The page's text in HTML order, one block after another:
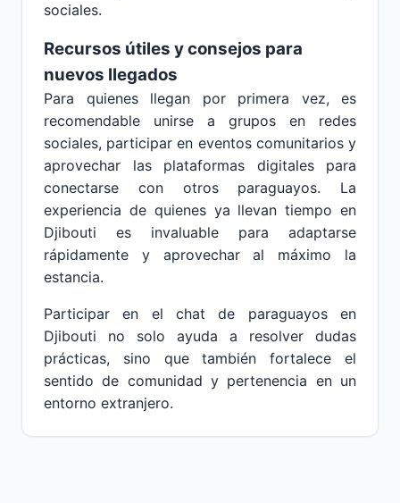
sociales.
Recursos útiles y consejos para
nuevos llegados
Para quienes llegan por primera vez, es
recomendable unirse a grupos en redes
sociales, participar en eventos comunitarios y
aprovechar las plataformas digitales para
conectarse con otros paraguayos. La
experiencia de quienes ya llevan tiempo en
Djibouti es invaluable para adaptarse
rápidamente y aprovechar al máximo la
estancia.
Participar en el chat de paraguayos en
Djibouti no solo ayuda a resolver dudas
prácticas, sino que también fortalece el
sentido de comunidad y pertenencia en un
entorno extranjero.